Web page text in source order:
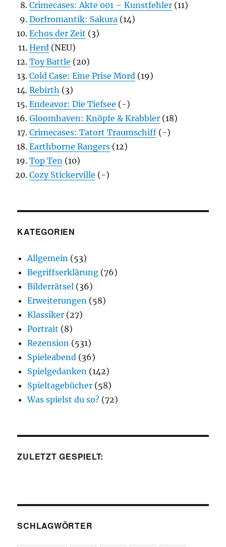
Crimecases: Akte 001 – Kunstfehler (11)
Dorfromantik: Sakura (14)
Echos der Zeit (3)
Herd (NEU)
Toy Battle (20)
Cold Case: Eine Prise Mord (19)
Rebirth (3)
Endeavor: Die Tiefsee (-)
Gloomhaven: Knöpfe & Krabbler (18)
Crimecases: Tatort Traumschiff (-)
Earthborne Rangers (12)
Top Ten (10)
Cozy Stickerville (-)
KATEGORIEN
Allgemein (53)
Begriffserklärung (76)
Bilderrätsel (36)
Erweiterungen (58)
Klassiker (27)
Portrait (8)
Rezension (531)
Spieleabend (36)
Spielgedanken (142)
Spieltagebücher (58)
Was spielst du so? (72)
ZULETZT GESPIELT:
SCHLAGWÖRTER